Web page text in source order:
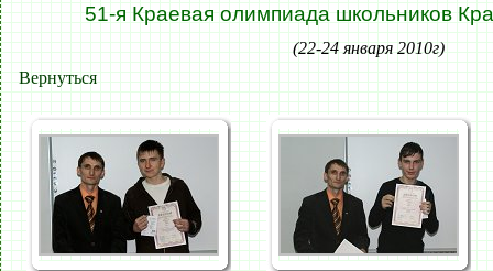
51-я Краевая олимпиада школьников
(22-24 января 2010г)
Вернуться